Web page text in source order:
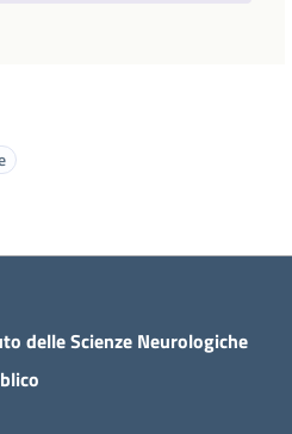
delle Scienze Neurologiche